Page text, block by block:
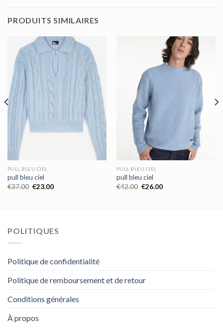
PRODUITS SIMILAIRES
PULL BLEU CIEL
pull bleu ciel
€37.00 €23.00
PULL BLEU CIEL
pull bleu ciel
€42.00 €26.00
POLITIQUES
Politique de confidentialité
Politique de remboursement et de retour
Conditions générales
À propos